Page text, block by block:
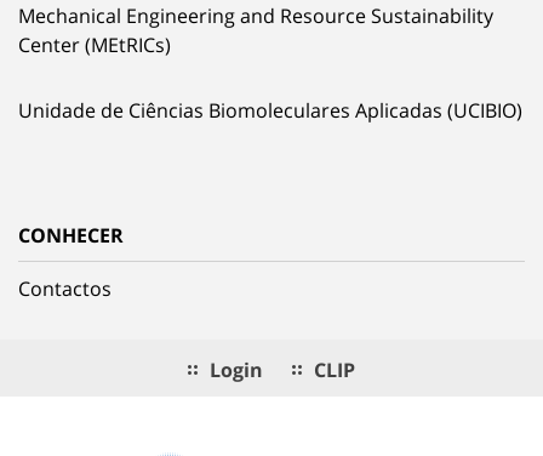
Mechanical Engineering and Resource Sustainability
Center (MEtRICs)
Unidade de Ciências Biomoleculares Aplicadas (UCIBIO)
CONHECER
Contactos
Login CLIP